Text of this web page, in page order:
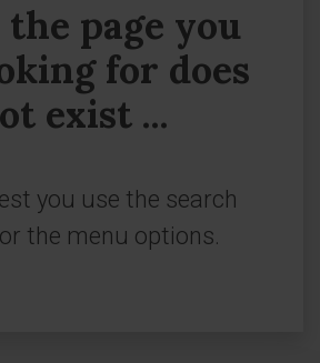
the page you
for does
exist ...
you use the search
the menu options.